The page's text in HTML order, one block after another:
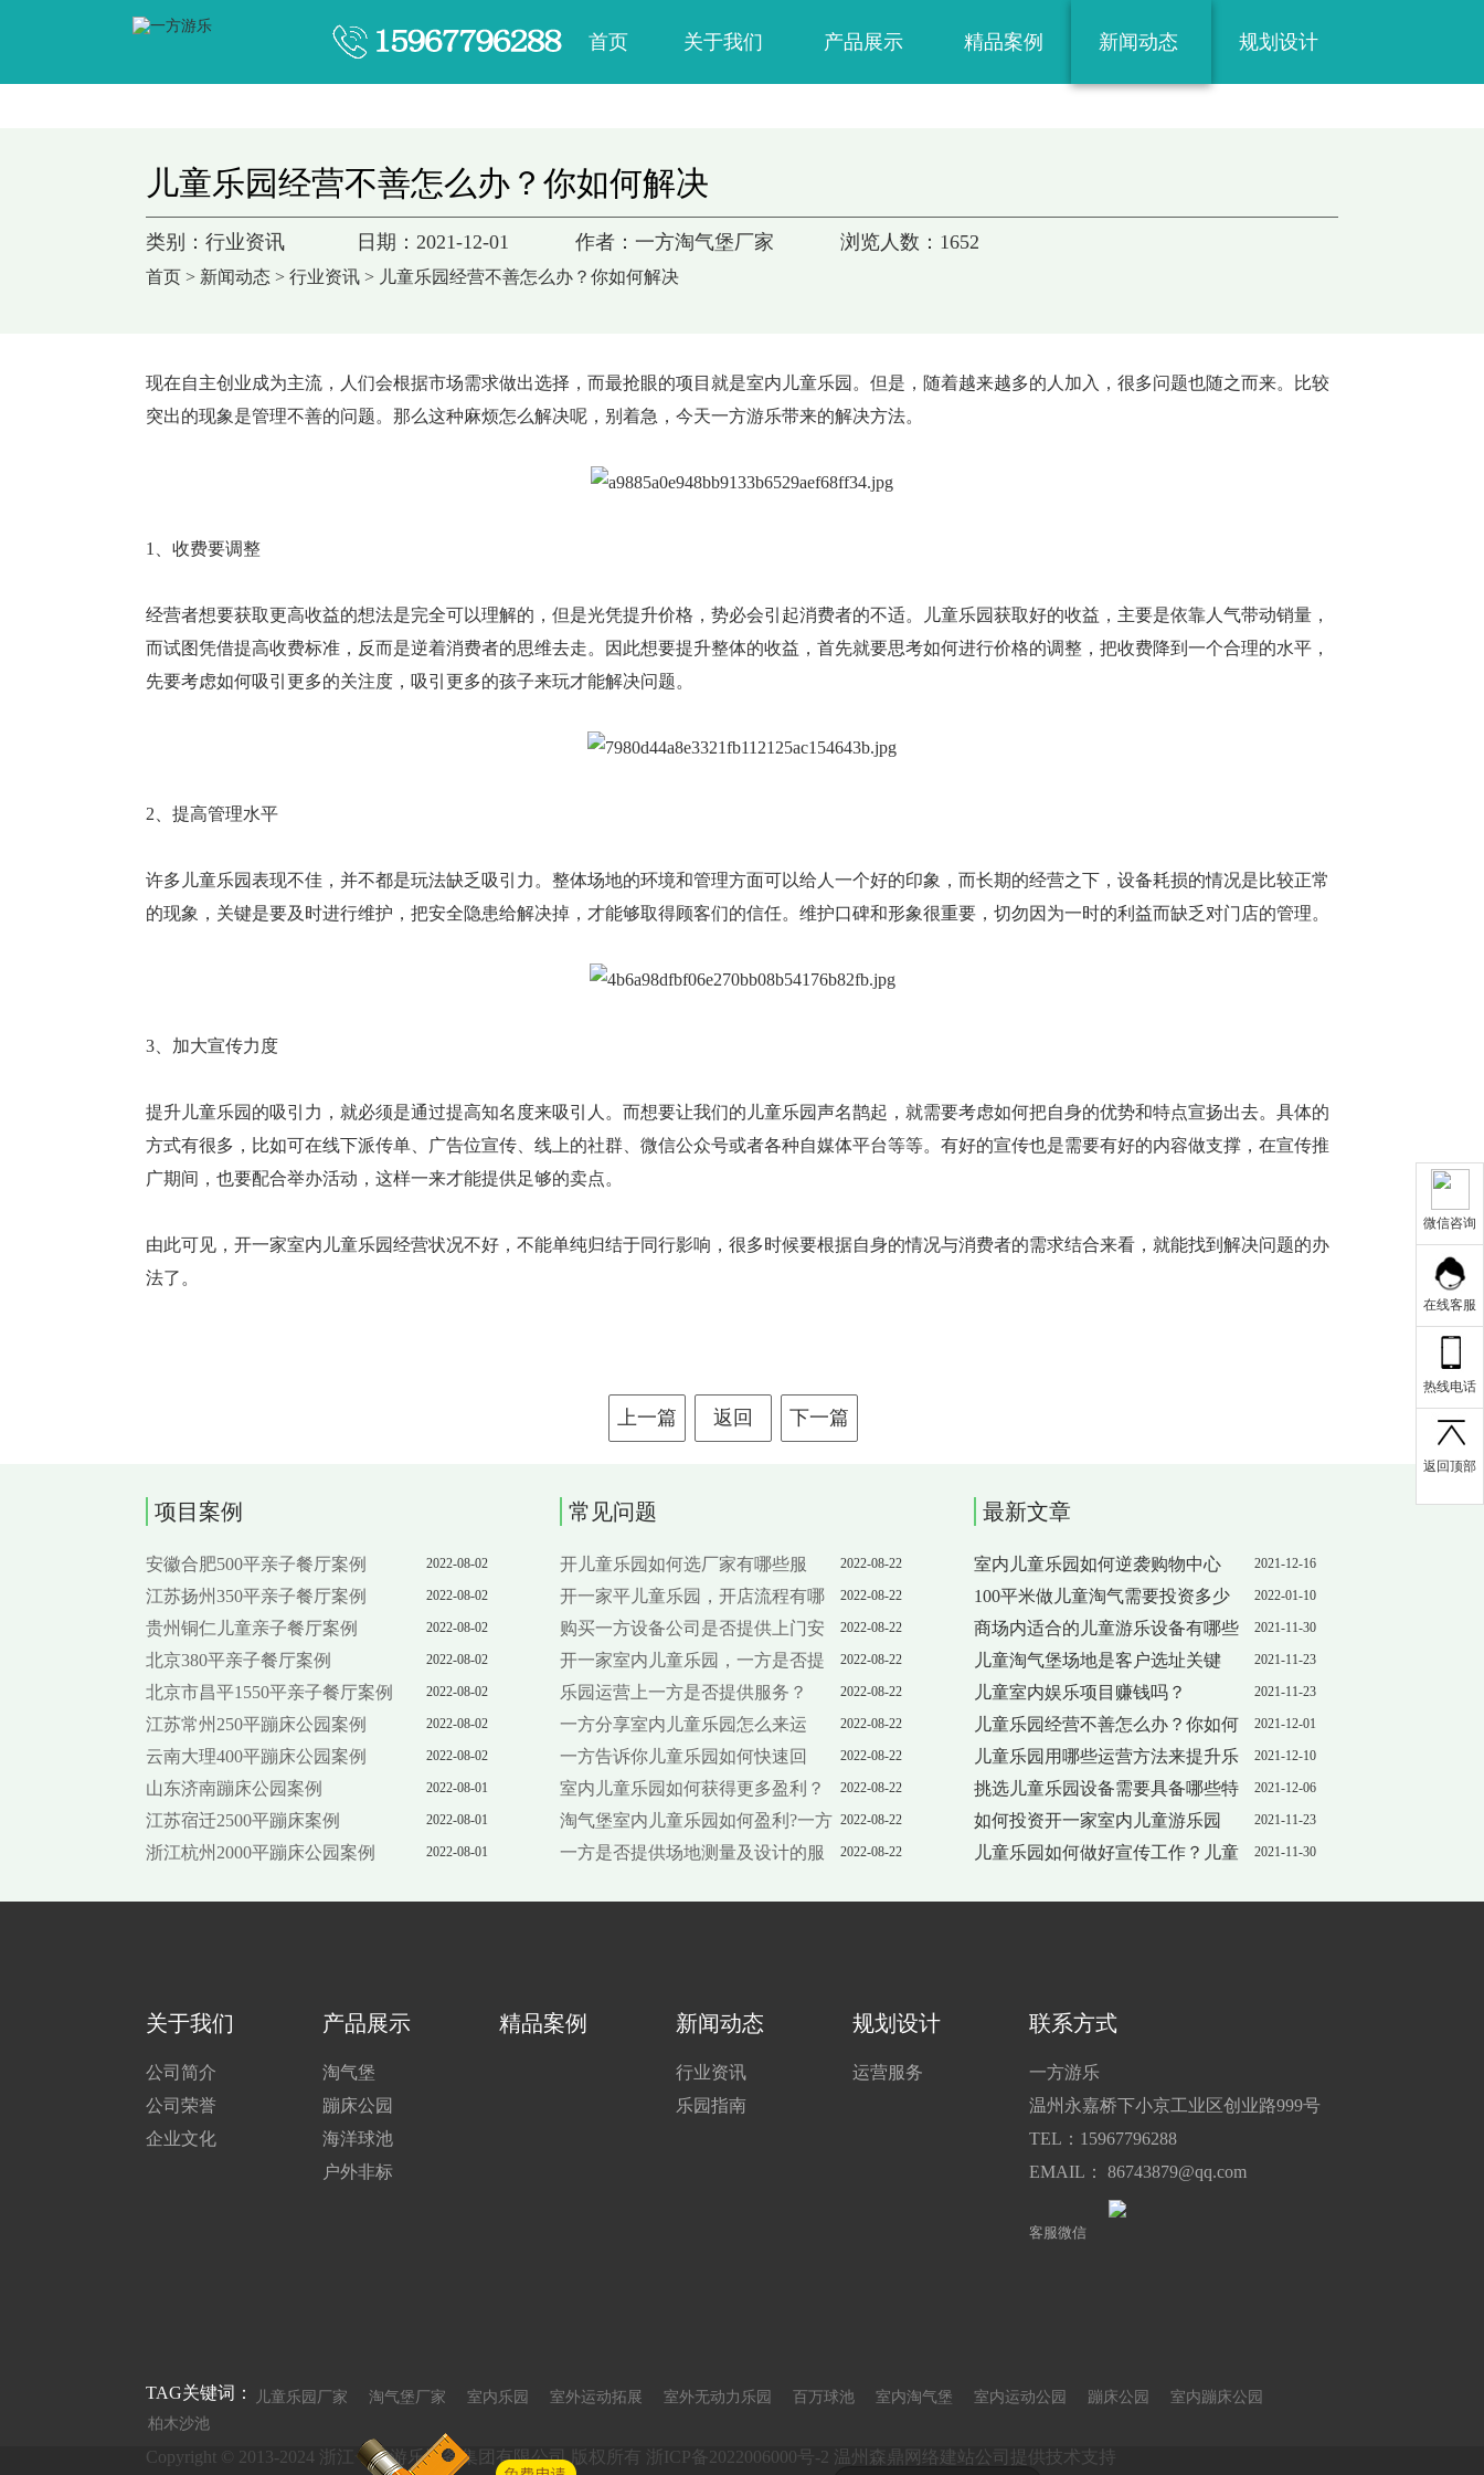
首页 关于我们
公司荣誉
产品展示
户外非标
精品案例 新闻动态 规划设计
儿童乐园经营不善怎么办？你如何解决
类别：行业资讯 日期：2021-12-01 作者：一方淘气堡厂家 浏览人数： 1652
首页 > 新闻动态 > 行业资讯 > 儿童乐园经营不善怎么办？你如何解决
现在自主创业成为主流，人们会根据市场需求做出选择，而最抢眼的项目就是室内儿童乐园。但是，随着越来越多的人加入，很多问题也随之而来。比较
突出的现象是管理不善的问题。那么这种麻烦怎么解决呢，别着急，今天一方游乐带来的解决方法。
1、收费要调整
经营者想要获取更高收益的想法是完全可以理解的，但是光凭提升价格，势必会引起消费者的不适。儿童乐园获取好的收益，主要是依靠人气带动销量，
而试图凭借提高收费标准，反而是逆着消费者的思维去走。因此想要提升整体的收益，首先就要思考如何进行价格的调整，把收费降到一个合理的水平，
先要考虑如何吸引更多的关注度，吸引更多的孩子来玩才能解决问题。
2、提高管理水平
许多儿童乐园表现不佳，并不都是玩法缺乏吸引力。整体场地的环境和管理方面可以给人一个好的印象，而长期的经营之下，设备耗损的情况是比较正常
的现象，关键是要及时进行维护，把安全隐患给解决掉，才能够取得顾客们的信任。维护口碑和形象很重要，切勿因为一时的利益而缺乏对门店的管理。
3、加大宣传力度
提升儿童乐园的吸引力，就必须是通过提高知名度来吸引人。而想要让我们的儿童乐园声名鹊起，就需要考虑如何把自身的优势和特点宣扬出去。具体的
方式有很多，比如可在线下派传单、广告位宣传、线上的社群、微信公众号或者各种自媒体平台等等。有好的宣传也是需要有好的内容做支撑，在宣传推
广期间，也要配合举办活动，这样一来才能提供足够的卖点。
由此可见，开一家室内儿童乐园经营状况不好，不能单纯归结于同行影响，很多时候要根据自身的情况与消费者的需求结合来看，就能找到解决问题的办
法了。
上一篇 返回 下一篇
项目案例
2022-08-02
安徽合肥500平亲子餐厅案例
2022-08-02
江苏扬州350平亲子餐厅案例
2022-08-02
贵州铜仁儿童亲子餐厅案例
2022-08-02
北京380平亲子餐厅案例
2022-08-02
北京市昌平1550平亲子餐厅案例
2022-08-02
江苏常州250平蹦床公园案例
2022-08-02
云南大理400平蹦床公园案例
2022-08-01
山东济南蹦床公园案例
2022-08-01
江苏宿迁2500平蹦床案例
2022-08-01
浙江杭州2000平蹦床公园案例
常见问题
2022-08-22
开儿童乐园如何选厂家有哪些服
务？
2022-08-22
开一家平儿童乐园，开店流程有哪
些服务？
2022-08-22
购买一方设备公司是否提供上门安
装服务？
2022-08-22
开一家室内儿童乐园，一方是否提
供游乐设备厂家该怎么选？
2022-08-22
乐园运营上一方是否提供服务？
2022-08-22
一方分享室内儿童乐园怎么来运
营？
2022-08-22
一方告诉你儿童乐园如何快速回
本？
2022-08-22
室内儿童乐园如何获得更多盈利？
2022-08-22
淘气堡室内儿童乐园如何盈利?一方
为你分析
2022-08-22
一方是否提供场地测量及设计的服
最新文章
2021-12-16
室内儿童乐园如何逆袭购物中心
2022-01-10
100平米做儿童淘气需要投资多少
钱？
2021-11-30
商场内适合的儿童游乐设备有哪些
呢?
2021-11-23
儿童淘气堡场地是客户选址关键
2021-11-23
儿童室内娱乐项目赚钱吗？
2021-12-01
儿童乐园经营不善怎么办？你如何
解决
2021-12-10
儿童乐园用哪些运营方法来提升乐
园的人气呢？
2021-12-06
挑选儿童乐园设备需要具备哪些特
点？
2021-11-23
如何投资开一家室内儿童游乐园
2021-11-30
儿童乐园如何做好宣传工作？儿童
关于我们
公司简介
公司荣誉
企业文化
产品展示
淘气堡
蹦床公园
海洋球池
户外非标
精品案例 新闻动态
行业资讯
乐园指南
规划设计
运营服务
联系方式
一方游乐
温州永嘉桥下小京工业区创业路999号
TEL：15967796288
EMAIL： 86743879@qq.com
客服微信
TAG关键词： 儿童乐园厂家 淘气堡厂家 室内乐园 室外运动拓展 室外无动力乐园 百万球池 室内淘气堡 室内运动公园 蹦床公园
室内蹦床公园
柏木沙池
Copyright © 2013-2024 浙江一方游乐设备集团有限公司 版权所有 浙ICP备2022006000号-2 温州森鼎网络建站公司 提供技术支持
微信咨询
在线客服
热线电话
返回顶部